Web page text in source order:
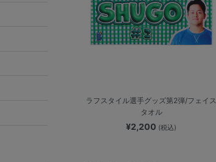
ラフスタイル選手グッズ第2弾/フェイス
タオル
¥2,200 (税込)